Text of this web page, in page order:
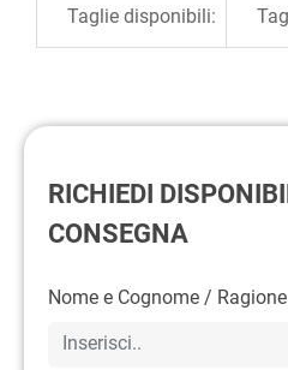
Taglie disponibili:
RICHIEDI
CONSEGNA
Nome e Cognome /